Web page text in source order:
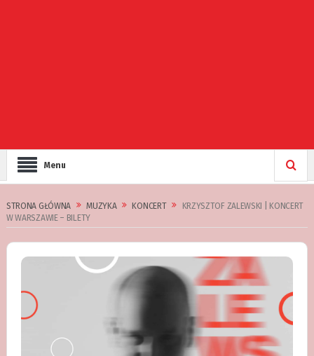
Menu
STRONA GŁÓWNA MUZYKA KONCERT
KRZYSZTOF ZALEWSKI | KONCERT
W WARSZAWIE – BILETY